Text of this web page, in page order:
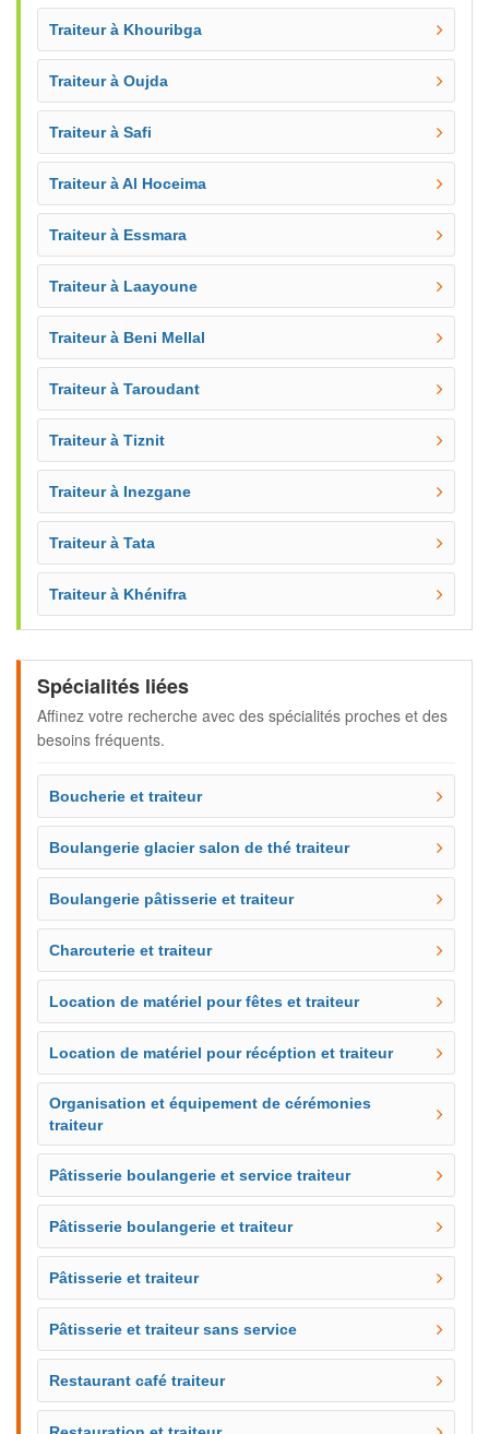
Traiteur à Khouribga
Traiteur à Oujda
Traiteur à Safi
Traiteur à Al Hoceima
Traiteur à Essmara
Traiteur à Laayoune
Traiteur à Beni Mellal
Traiteur à Taroudant
Traiteur à Tiznit
Traiteur à Inezgane
Traiteur à Tata
Traiteur à Khénifra
Spécialités liées
Affinez votre recherche avec des spécialités proches et des
besoins fréquents.
Boucherie et traiteur
Boulangerie glacier salon de thé traiteur
Boulangerie pâtisserie et traiteur
Charcuterie et traiteur
Location de matériel pour fêtes et traiteur
Location de matériel pour récéption et traiteur
Organisation et équipement de cérémonies
traiteur
Pâtisserie boulangerie et service traiteur
Pâtisserie boulangerie et traiteur
Pâtisserie et traiteur
Pâtisserie et traiteur sans service
Restaurant café traiteur